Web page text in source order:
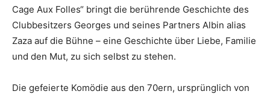
Cage Aux Folles“ bringt die berührende Geschichte des
Clubbesitzers Georges und seines Partners Albin alias
Zaza auf die Bühne – eine Geschichte über Liebe, Familie
und den Mut, zu sich selbst zu stehen.
Die gefeierte Komödie aus den 70ern, ursprünglich von